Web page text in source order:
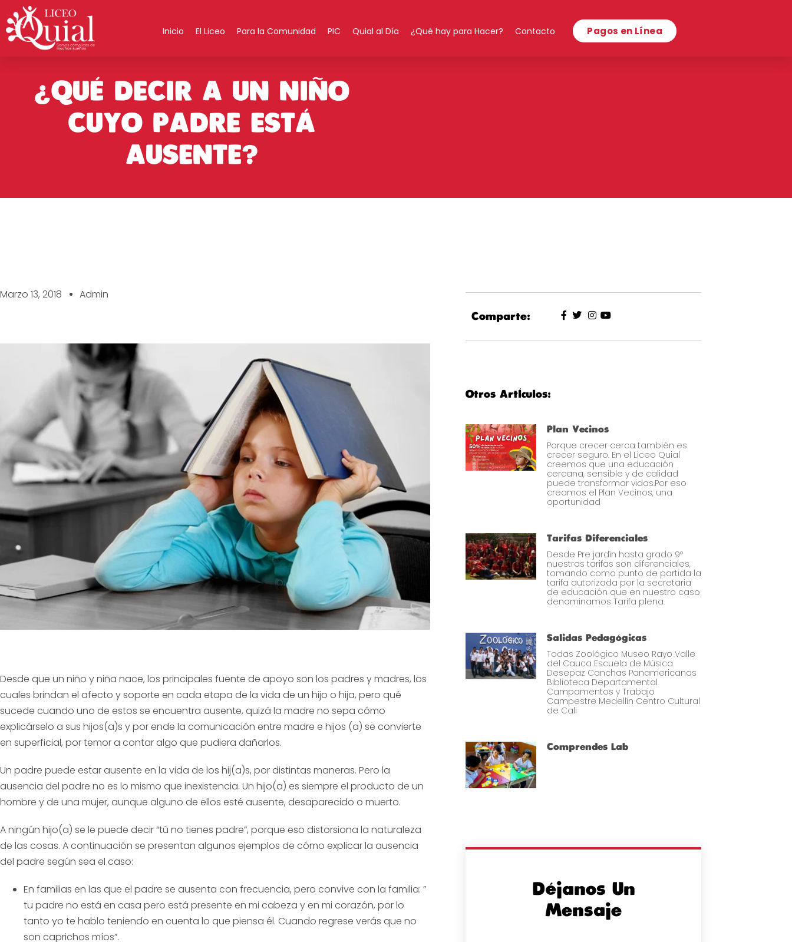
Inicio El Liceo Para la Comunidad PIC Quial al Día ¿Qué hay para Hacer? Contacto Pagos en Línea
¿QUÉ DECIR A UN NIÑO
CUYO PADRE ESTÁ
AUSENTE?
Marzo 13, 2018 Admin
Desde que un niño y niña nace, los principales fuente de apoyo son los padres y madres, los
cuales brindan el afecto y soporte en cada etapa de la vida de un hijo o hija, pero qué
sucede cuando uno de estos se encuentra ausente, quizá la madre no sepa cómo
explicárselo a sus hijos(a)s y por ende la comunicación entre madre e hijos (a) se convierte
en superficial, por temor a contar algo que pudiera dañarlos.
Un padre puede estar ausente en la vida de los hij(a)s, por distintas maneras. Pero la
ausencia del padre no es lo mismo que inexistencia. Un hijo(a) es siempre el producto de un
hombre y de una mujer, aunque alguno de ellos esté ausente, desaparecido o muerto.
A ningún hijo(a) se le puede decir “tú no tienes padre”, porque eso distorsiona la naturaleza
de las cosas. A continuación se presentan algunos ejemplos de cómo explicar la ausencia
del padre según sea el caso:
En familias en las que el padre se ausenta con frecuencia, pero convive con la familia: ”
tu padre no está en casa pero está presente en mi cabeza y en mi corazón, por lo
tanto yo te hablo teniendo en cuenta lo que piensa él. Cuando regrese verás que no
son caprichos míos”.
Comparte:
Otros Artículos:
Plan Vecinos
Porque crecer cerca también es
crecer seguro. En el Liceo Quial
creemos que una educación
cercana, sensible y de calidad
puede transformar vidas.Por eso
creamos el Plan Vecinos, una
oportunidad
Tarifas Diferenciales
Desde Pre jardín hasta grado 9º
nuestras tarifas son diferenciales,
tomando como punto de partida la
tarifa autorizada por la secretaria
de educación que en nuestro caso
denominamos Tarifa plena.
Salidas Pedagógicas
Todas Zoológico Museo Rayo Valle
del Cauca Escuela de Música
Desepaz Canchas Panamericanas
Biblioteca Departamental
Campamentos y Trabajo
Campestre Medellín Centro Cultural
de Cali
Comprendes Lab
Déjanos Un
Mensaje